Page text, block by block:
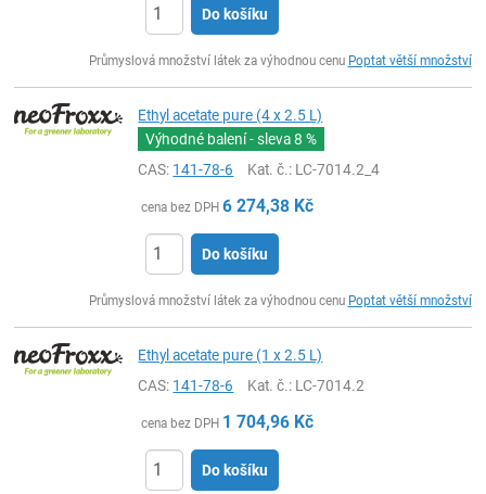
Do košíku
Průmyslová množství látek za výhodnou cenu Poptat větší množství
Ethyl acetate pure (4 x 2.5 L)
Výhodné balení - sleva8 %
CAS: 141-78-6 Kat. č.: LC-7014.2_4
cena bez DPH 6 274,38 Kč
Do košíku
Průmyslová množství látek za výhodnou cenu Poptat větší množství
Ethyl acetate pure (1 x 2.5 L)
CAS: 141-78-6 Kat. č.: LC-7014.2
cena bez DPH 1 704,96 Kč
Do košíku